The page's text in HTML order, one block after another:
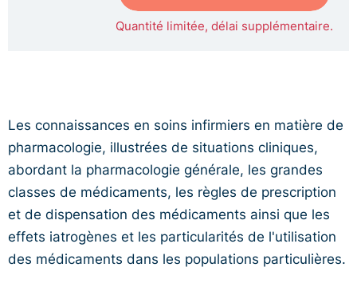
Quantité limitée, délai supplémentaire.
Les connaissances en soins infirmiers en matière de
pharmacologie, illustrées de situations cliniques,
abordant la pharmacologie générale, les grandes
classes de médicaments, les règles de prescription
et de dispensation des médicaments ainsi que les
effets iatrogènes et les particularités de l'utilisation
des médicaments dans les populations particulières.